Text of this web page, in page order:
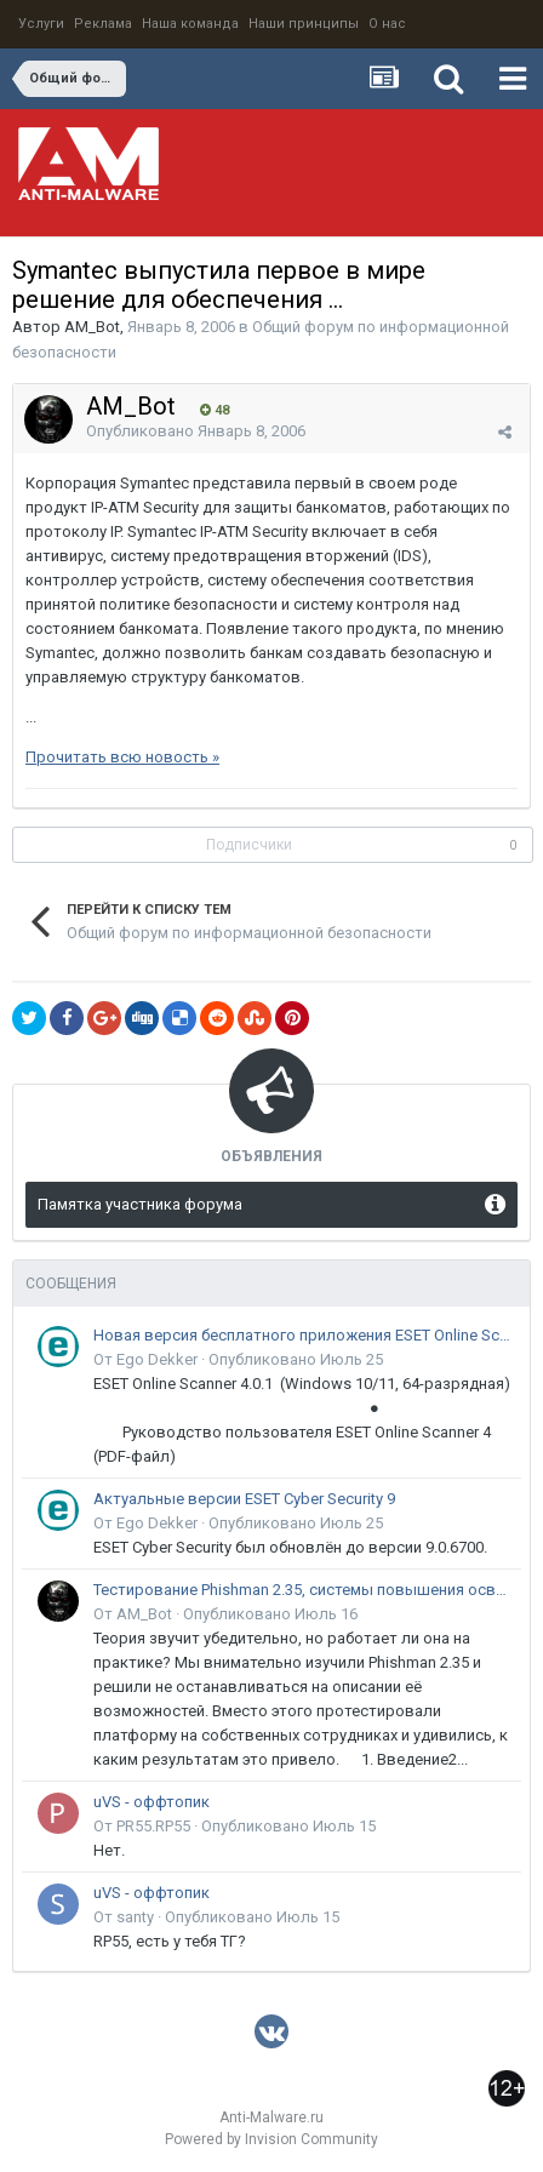
Услуги Реклама Наша команда Наши принципы О нас
Общий форум по информационной безопасности
Symantec выпустила первое в мире
решение для обеспечения ...
Автор AM_Bot, Январь 8, 2006 в Общий форум по информационной
безопасности
AM_Bot 48
Опубликовано Январь 8, 2006
Корпорация Symantec представила первый в своем роде
продукт IP-ATM Security для защиты банкоматов, работающих по
протоколу IP. Symantec IP-ATM Security включает в себя
антивирус, систему предотвращения вторжений (IDS),
контроллер устройств, систему обеспечения соответствия
принятой политике безопасности и систему контроля над
состоянием банкомата. Появление такого продукта, по мнению
Symantec, должно позволить банкам создавать безопасную и
управляемую структуру банкоматов.
...
Прочитать всю новость »
Подписчики 0
ПЕРЕЙТИ К СПИСКУ ТЕМ
Общий форум по информационной безопасности
ОБЪЯВЛЕНИЯ
Памятка участника форума
СООБЩЕНИЯ
Новая версия бесплатного приложения ESET Online Scanner доступна пользователям
От Ego Dekker · Опубликовано Июль 25
ESET Online Scanner 4.0.1 (Windows 10/11, 64-разрядная)
●
Руководство пользователя ESET Online Scanner 4
(PDF-файл)
Актуальные версии ESET Cyber Security 9
От Ego Dekker · Опубликовано Июль 25
ESET Cyber Security был обновлён до версии 9.0.6700.
Тестирование Phishman 2.35, системы повышения осведомлённости пользователей в сфере ИБ
От AM_Bot · Опубликовано Июль 16
Теория звучит убедительно, но работает ли она на
практике? Мы внимательно изучили Phishman 2.35 и
решили не останавливаться на описании её
возможностей. Вместо этого протестировали
платформу на собственных сотрудниках и удивились, к
каким результатам это привело. 1. Введение2...
uVS - оффтопик
От PR55.RP55 · Опубликовано Июль 15
Нет.
uVS - оффтопик
От santy · Опубликовано Июль 15
RP55, есть у тебя ТГ?
Anti-Malware.ru
Powered by Invision Community